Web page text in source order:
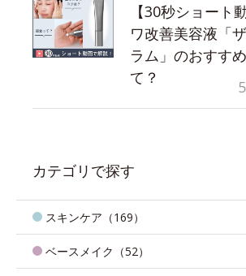
【30秒ショート
ワ改善美容液「
ラム」のおすす
て？
カテゴリで探す
スキンケア（169）
ベースメイク（52）